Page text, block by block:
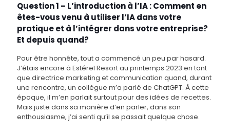
Question 1 – L’introduction à l’IA : Comment en
êtes-vous venu à utiliser l’IA dans votre
pratique et à l’intégrer dans votre entreprise?
Et depuis quand?
Pour être honnête, tout a commencé un peu par hasard.
J’étais encore à Estérel Resort au printemps 2023 en tant
que directrice marketing et communication quand, durant
une rencontre, un collègue m’a parlé de ChatGPT. À cette
époque, il m’en parlait surtout pour des idées de recettes.
Mais juste dans sa manière d’en parler, dans son
enthousiasme, j’ai senti qu’il se passait quelque chose.